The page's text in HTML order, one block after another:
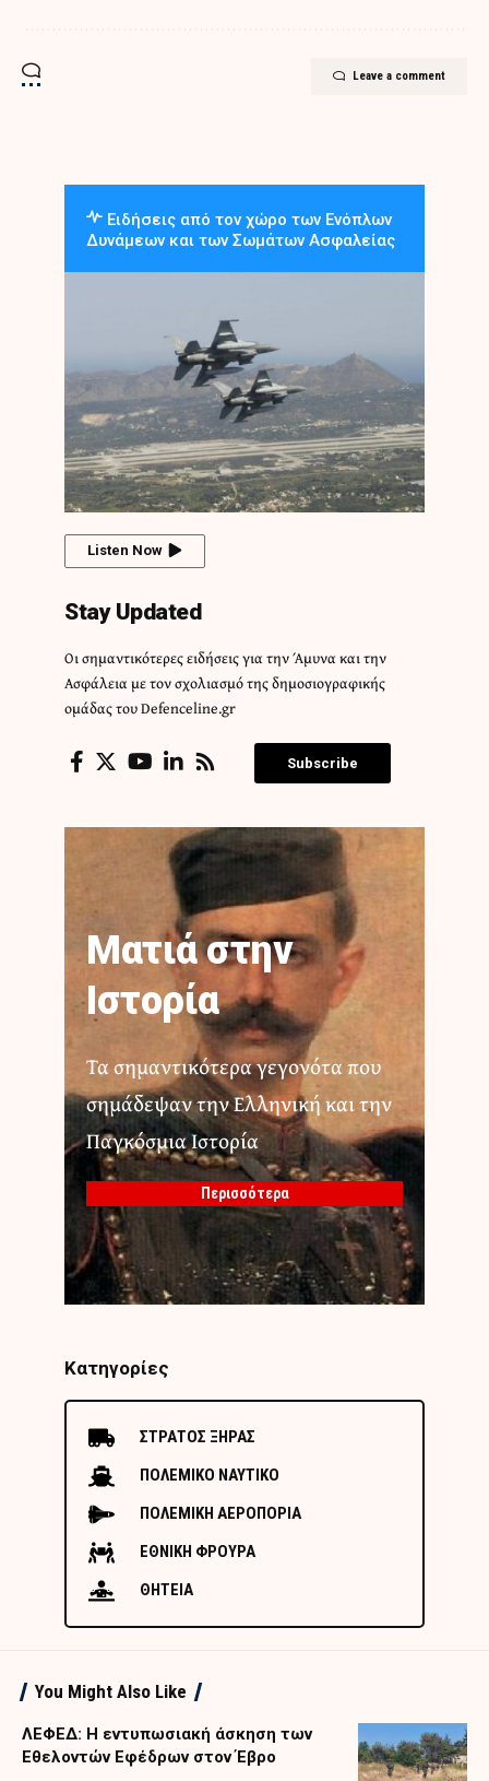
Leave a comment
Ειδήσεις από τον χώρο των Ενόπλων
Δυνάμεων και των Σωμάτων Ασφαλείας
Listen Now
Stay Updated
Οι σημαντικότερες ειδήσεις για την Άμυνα και την
Ασφάλεια με τον σχολιασμό της δημοσιογραφικής
ομάδας του Defenceline.gr
Subscribe
Ματιά στην
Ιστορία
Τα σημαντικότερα γεγονότα που
σημάδεψαν την Ελληνική και την
Παγκόσμια Ιστορία
Περισσότερα
Κατηγορίες
ΣΤΡΑΤΟΣ ΞΗΡΑΣ
ΠΟΛΕΜΙΚΟ ΝΑΥΤΙΚΟ
ΠΟΛΕΜΙΚΗ ΑΕΡΟΠΟΡΙΑ
ΕΘΝΙΚΗ ΦΡΟΥΡΑ
ΘΗΤΕΙΑ
You Might Also Like
ΛΕΦΕΔ: Η εντυπωσιακή άσκηση των
Εθελοντών Εφέδρων στον Έβρο